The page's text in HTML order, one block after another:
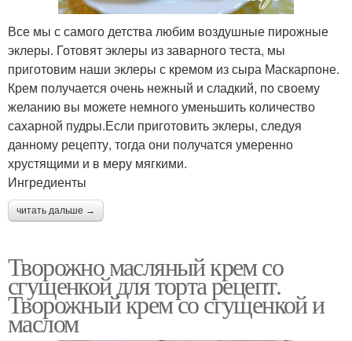
Все мы с самого детства любим воздушные пирожные
эклеры. Готовят эклеры из заварного теста, мы
приготовим наши эклеры с кремом из сыра Маскарпоне.
Крем получается очень нежный и сладкий, по своему
желанию вы можете немного уменьшить количество
сахарной пудры.Если приготовить эклеры, следуя
данному рецепту, тогда они получатся умеренно
хрустящими и в меру мягкими.
Ингредиенты
читать дальше →
Творожно масляный крем со
сгущенкой для торта рецепт.
Творожный крем со сгущенкой и
маслом